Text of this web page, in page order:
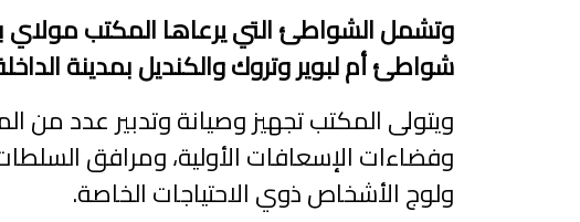
وتشمل الشواطئ التي يرعاها المكتب مولاي
شواطئ أم لبوير وتروك والكنديل بمدينة
ويتولى المكتب تجهيز وصيانة وتدبير عدد
وفضاءات الإسعافات الأولية، ومرافق
ولوج الأشخاص ذوي الاحتياجات الخاصة.